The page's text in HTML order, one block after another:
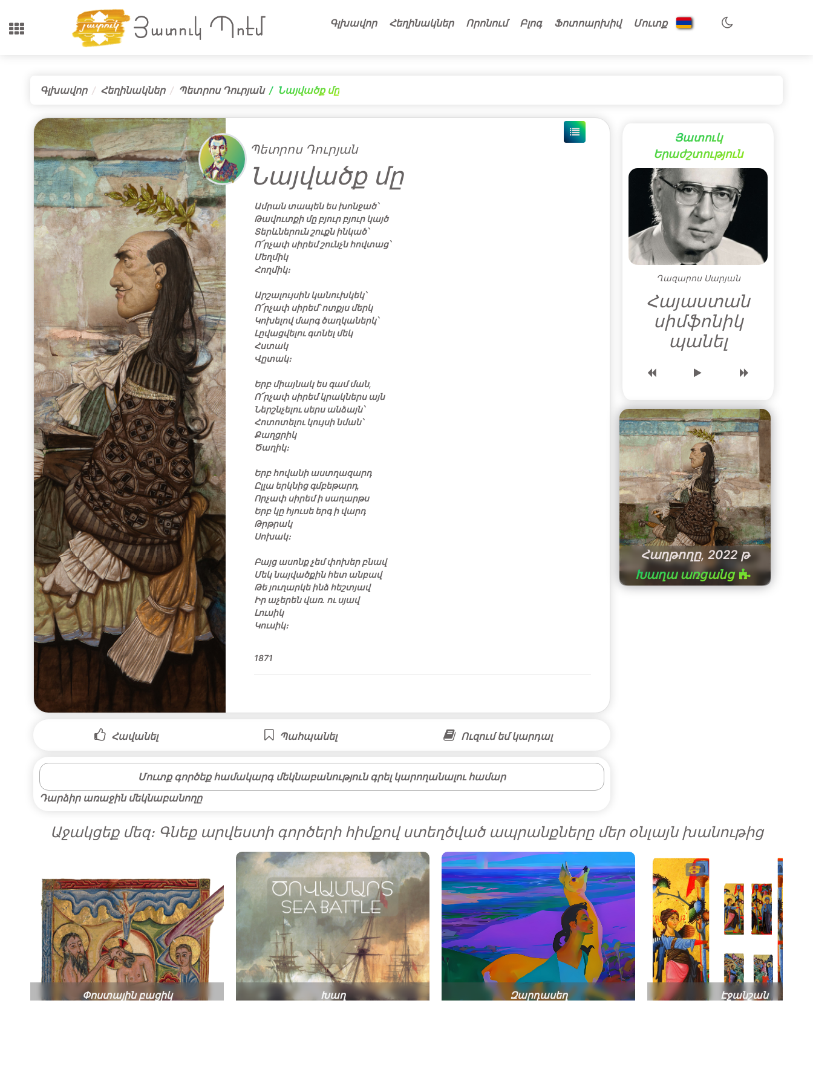
Գլխավոր Հեղինակներ Որոնում Բլոգ Ֆոտոարխիվ Մուտք
Գլխավոր Հեղինակներ Պետրոս Դուրյան Նայվածք մը
Պետրոս Դուրյան
Նայվածք մը
Ամրան տապեն ես խոնջած՝
Թավուտքի մը բյուր բյուր կայծ
Տերևներուն շուքն ինկած՝
Ո՜րչափ սիրեմ շունչն հովտաց՝
Մեղմիկ
Հողմիկ։
Արշալույսին կանուխկեկ՝
Ո՜րչափ սիրեմ՝ ոտքյս մերկ
Կոխելով մարգ ծաղկաներկ՝
Լըվացվելու գտնել մեկ
Հստակ
Վըտակ։
Երբ միայնակ ես գամ ման,
Ո՜րչափ սիրեմ կրակներս այն
Ներշնչելու սերս անձայն՝
Հոտոտելու կույսի նման՝
Քաղցրիկ
Ծաղիկ։
Երբ հովանի աստղազարդ
Ըլլա երկնից գմբեթարդ,
Որչափ սիրեմ ի սաղարթս
Երբ կը հյուսե երգ ի վարդ
Թրթրակ
Սոխակ։
Բայց ասոնք չեմ փոխեր բնավ
Մեկ նայվածքին հետ անբավ
Թե յուղարկե ինձ հեշտյավ
Իր աչերեն վառ․ ու սյավ
Լուսիկ
Կուսիկ։
1871
Հավանել Պահպանել Ուզում եմ կարդալ
Մուտք գործեք համակարգ մեկնաբանություն գրել կարողանալու համար
Դարձիր առաջին մեկնաբանողը
Յատուկ
Երաժշտություն
Ղազարոս Սարյան
Հայաստան
սիմֆոնիկ
պանել
Հաղթողը, 2022 թ
Խաղա առցանց
Աջակցեք մեզ։ Գնեք արվեստի գործերի հիմքով ստեղծված ապրանքները մեր օնլայն խանութից
Փոստային բացիկ
Խաղ
Զարդասեղ
Էջանշան